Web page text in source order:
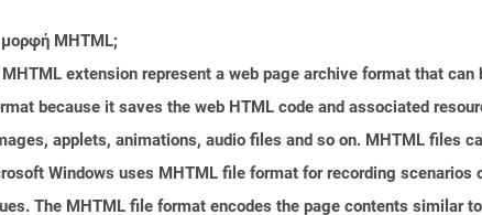
μορφή MHTML;
extension represent a web page archive format that
because it saves the web HTML code and associated
applets, animations, audio files and so on. MHTML files
Windows uses MHTML file format for recording
The MHTML file format encodes the page contents